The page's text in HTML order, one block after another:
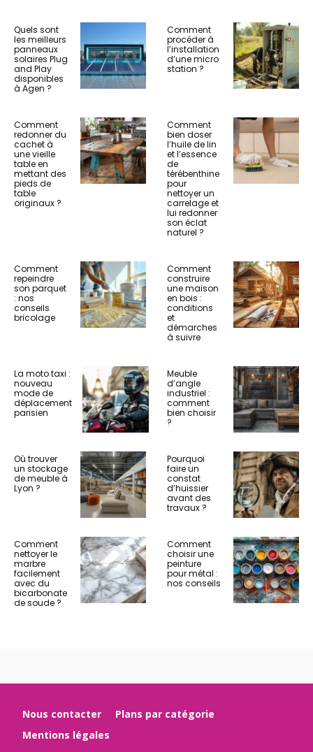
Quels sont
les meilleurs
panneaux
solaires Plug
and Play
disponibles
à Agen ?
Comment
procéder à
l’installation
d’une micro
station ?
Comment
redonner du
cachet à
une vieille
table en
mettant des
pieds de
table
originaux ?
Comment
bien doser
l’huile de lin
et l’essence
de
térébenthine
pour
nettoyer un
carrelage et
lui redonner
son éclat
naturel ?
Comment
repeindre
son parquet
: nos
conseils
bricolage
Comment
construire
une maison
en bois :
conditions
et
démarches
à suivre
La moto taxi :
nouveau
mode de
déplacement
parisien
Meuble
d’angle
industriel :
comment
bien choisir
?
Où trouver
un stockage
de meuble à
Lyon ?
Pourquoi
faire un
constat
d’huissier
avant des
travaux ?
Comment
nettoyer le
marbre
facilement
avec du
bicarbonate
de soude ?
Comment
choisir une
peinture
pour métal :
nos conseils
Nous contacter
Plans par catégorie
Mentions légales